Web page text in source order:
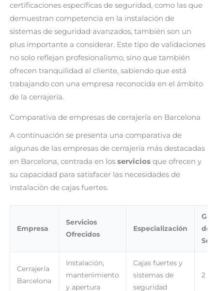
certificaciones específicas de seguridad, como las que
demuestran competencia en la instalación de
sistemas de seguridad avanzados, también son un
plus importante a considerar. Este tipo de validaciones
no solo reflejan profesionalismo, sino que también
ofrecen tranquilidad al cliente, sabiendo que está
trabajando con una empresa reconocida en el ámbito
de la cerrajería.
Comparativa de empresas de cerrajería en Barcelona
A continuación se presenta una comparativa de
algunas de las empresas de cerrajería más destacadas
en Barcelona, centrada en los servicios que ofrecen y
su capacidad para satisfacer las necesidades de
instalación de cajas fuertes.
Empresa
Servicios
Ofrecidos
Especialización
de
Cerrajería
Barcelona
Instalación,
mantenimiento
y apertura
Cajas fuertes y
sistemas de
seguridad
2